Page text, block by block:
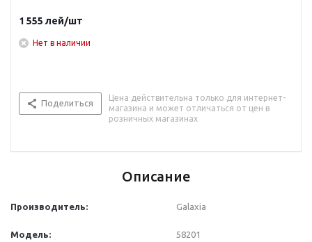
1 555 лей/шт
Нет в наличии
Поделиться
Цена действительна только для интернет-
магазина и может отличаться от цен в
розничных магазинах
Описание
Производитель: Galaxia
Модель: 58201